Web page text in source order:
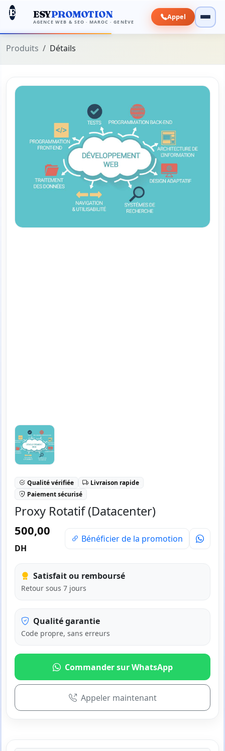
E ESYPROMOTION
AGENCE WEB & SEO · MAROC · GENÈVE
Appel
Produits Détails
Qualité vérifiée
Livraison rapide
Paiement sécurisé
Proxy Rotatif (Datacenter)
500,00
DH
Bénéficier de la promotion
Satisfait ou remboursé
Retour sous 7 jours
Qualité garantie
Code propre, sans erreurs
Commander sur WhatsApp
Appeler maintenant